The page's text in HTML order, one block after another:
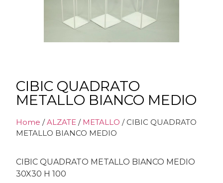
CIBIC QUADRATO
METALLO BIANCO MEDIO
Home /ALZATE / METALLO / CIBIC QUADRATO
METALLO BIANCO MEDIO
CIBIC QUADRATO METALLO BIANCO MEDIO
30X30 H 100